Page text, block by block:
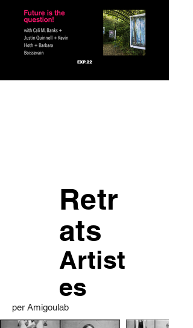
Retr
ats
Artist
es
per Amigoulab